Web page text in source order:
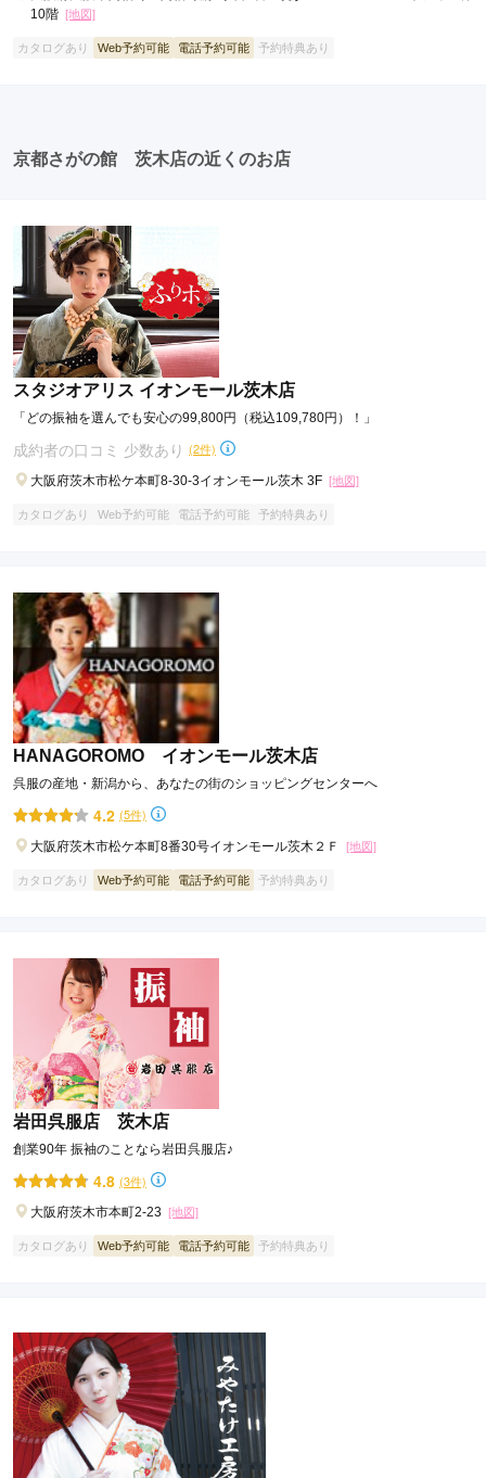
10階 [地図]
カタログあり Web予約可能 電話予約可能 予約特典あり
京都さがの館 茨木店の近くのお店
スタジオアリス イオンモール茨木店
「どの振袖を選んでも安心の99,800円（税込109,780円）！」
成約者の口コミ 少数あり (2件)
大阪府茨木市松ケ本町8-30-3イオンモール茨木 3F [地図]
カタログあり Web予約可能 電話予約可能 予約特典あり
HANAGOROMO イオンモール茨木店
呉服の産地・新潟から、あなたの街のショッピングセンターへ
4.2 (5件)
大阪府茨木市松ケ本町8番30号イオンモール茨木２Ｆ [地図]
カタログあり Web予約可能 電話予約可能 予約特典あり
岩田呉服店 茨木店
創業90年 振袖のことなら岩田呉服店♪
4.8 (3件)
大阪府茨木市本町2-23 [地図]
カタログあり Web予約可能 電話予約可能 予約特典あり